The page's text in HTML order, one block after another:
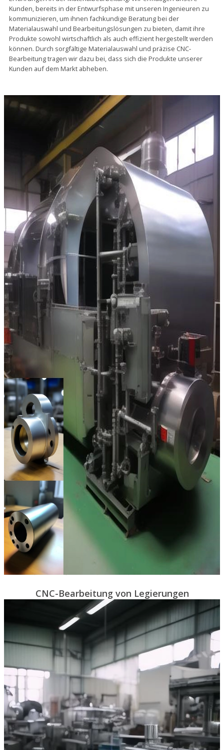
Kunden, bereits in der Entwurfsphase mit unseren Ingenieuren zu
kommunizieren, um ihnen fachkundige Beratung bei der
Materialauswahl und Bearbeitungslösungen zu bieten, damit ihre
Produkte sowohl wirtschaftlich als auch effizient hergestellt werden
können. Durch sorgfältige Materialauswahl und präzise CNC-
Bearbeitung tragen wir dazu bei, dass sich die Produkte unserer
Kunden auf dem Markt abheben.
CNC-Bearbeitung von Legierungen